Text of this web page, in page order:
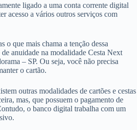
ligado a uma conta corrente digital
acesso a vários outros serviços com
o que mais chama a tenção dessa
anuidade na modalidade Cesta Next
– SP. Ou seja, você não precisa
o cartão.
outras modalidades de cartões e cestas
mas, que possuem o pagamento de
o banco digital trabalha com um